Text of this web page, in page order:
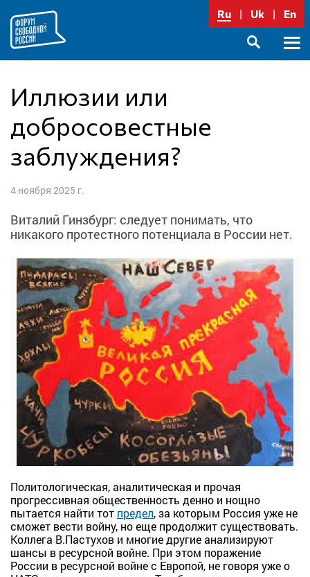
содержимому
Ru Uk En
Иллюзии или
добросовестные
заблуждения?
4 ноября 2025 г.
Виталий Гинзбург: следует понимать, что
никакого протестного потенциала в России нет.
Политологическая, аналитическая и прочая
прогрессивная общественность денно и нощно
пытается найти тот предел, за которым Россия уже не
сможет вести войну, но еще продолжит существовать.
Коллега В.Пастухов и многие другие анализируют
шансы в ресурсной войне. При этом поражение
России в ресурсной войне с Европой, не говоря уже о